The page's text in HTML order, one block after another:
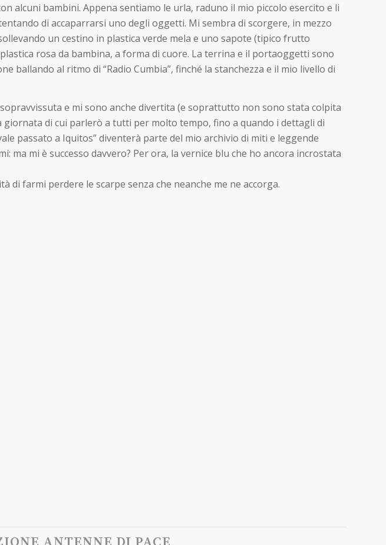
alcuni bambini. Appena sentiamo le urla, raduno il mio piccolo esercito e li
di accaparrarsi uno degli oggetti. Mi sembra di scorgere, in mezzo
un cestino in plastica verde mela e uno sapote (tipico frutto
rosa da bambina, a forma di cuore. La terrina e il portaoggetti sono
al ritmo di “Radio Cumbia”, finché la stanchezza e il mio livello di
e mi sono anche divertita (e soprattutto non sono stata colpita
di cui parlerò a tutti per molto tempo, fino a quando i dettagli di
passato a Iquitos” diventerà parte del mio archivio di miti e leggende
mi è successo davvero? Per ora, la vernice blu che ho ancora incrostata
farmi perdere le scarpe senza che neanche me ne accorga.